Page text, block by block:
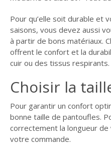
Pour qu’elle soit durable et
saisons, vous devez aussi
à partir de bons matériaux.
offrent le confort et la
cuir ou des tissus respirants.
Choisir la
Pour garantir un confort
bonne taille de pantoufles.
correctement la longueur
votre commande.